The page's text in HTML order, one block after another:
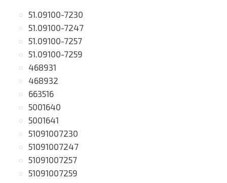
51.09100-7230
51.09100-7247
51.09100-7257
51.09100-7259
468931
468932
663516
5001640
5001641
51091007230
51091007247
51091007257
51091007259